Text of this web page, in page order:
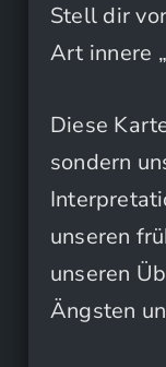
Stell dir
Art innere
Diese
sondern
unseren
unseren
Ängsten